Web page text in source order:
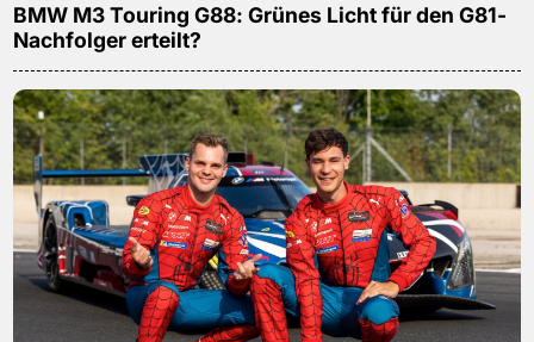
BMW M3 Touring G88: Grünes Licht für den G81-
Nachfolger erteilt?